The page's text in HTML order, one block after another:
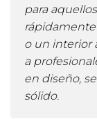
para
o un interior
a
en diseño,
sólido.